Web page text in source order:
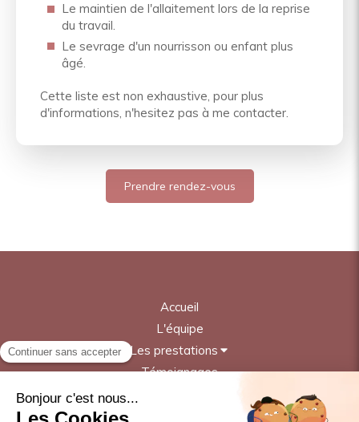
Le maintien de l'allaitement lors de la reprise
du travail.
Le sevrage d'un nourrisson ou enfant plus
âgé.
Cette liste est non exhaustive, pour plus
d'informations, n'hesitez pas à me contacter.
Prendre rendez-vous
Accueil
L'équipe
Les prestations
Témoignages